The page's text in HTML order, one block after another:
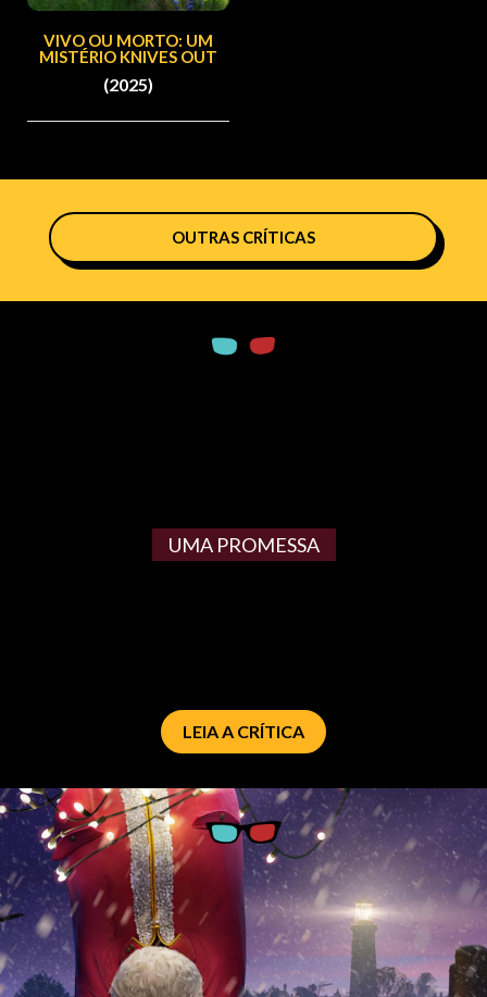
VIVO OU MORTO: UM
MISTÉRIO KNIVES OUT
(2025)
OUTRAS CRÍTICAS
UMA PROMESSA
LEIA A CRÍTICA